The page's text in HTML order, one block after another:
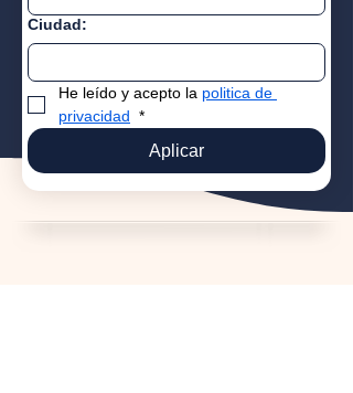
Ciudad:
He leído y acepto la politica de
privacidad *
Aplicar